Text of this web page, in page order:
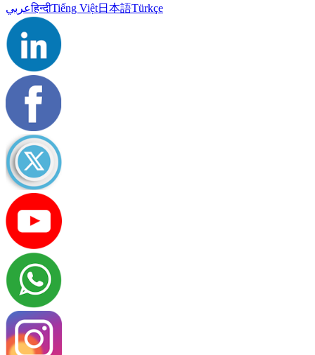
عربيहिन्दीTiếng Việt日本語Türkçe